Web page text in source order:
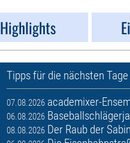
Highlights
Tipps für die nächsten Tage
07.08.2026 academixer-
06.08.2026
08.08.2026 Der Raub der